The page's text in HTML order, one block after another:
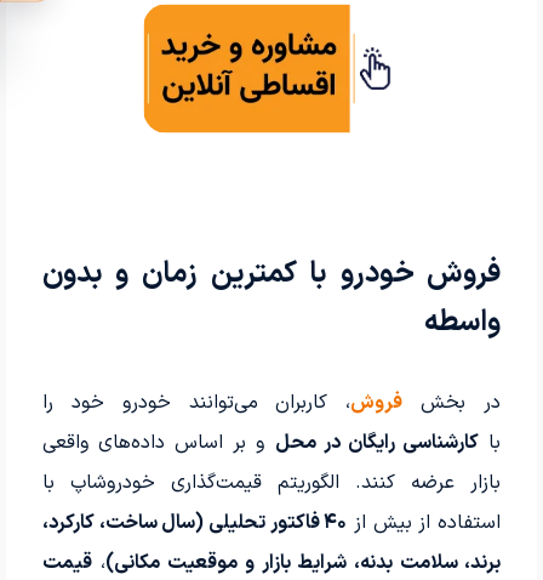
فروش خودرو با کمترین زمان و بدون
واسطه
در بخش فروش، کاربران می‌توانند خودرو خود را
با کارشناسی رایگان در محل و بر اساس داده‌های واقعی
بازار عرضه کنند. الگوریتم قیمت‌گذاری خودروشاپ با
استفاده از بیش از
۴۰ فاکتور تحلیلی (سال ساخت، کارکرد،
برند، سلامت بدنه، شرایط بازار و موقعیت مکانی)،قیمت